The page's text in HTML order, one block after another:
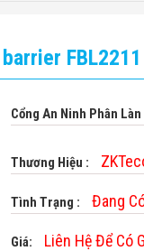
Cổng An Ninh Phân
Thương Hiệu :
Tình Trạng : Đang
Giá: Liên Hệ Để Có